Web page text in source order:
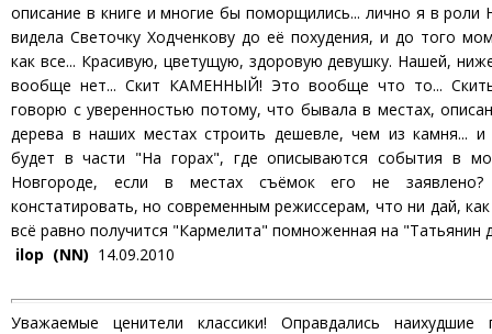
описание в книге и многие бы поморщились... лично я в роли
видела Светочку Ходченкову до её похудения, и до того
как все... Красивую, цветущую, здоровую девушку. Нашей,
вообще нет... Скит КАМЕННЫЙ! Это вообще что то...
говорю с уверенностью потому, что бывала в местах,
дерева в наших местах строить дешевле, чем из камня...
будет в части "На горах", где описываются события в
Новгороде, если в местах съёмок его не
констатировать, но современным режиссерам, что ни дай,
всё равно получится "Кармелита" помноженная на "Татьянин
ilop (NN) 14.09.2010
Уважаемые ценители классики! Оправдались наихудшие